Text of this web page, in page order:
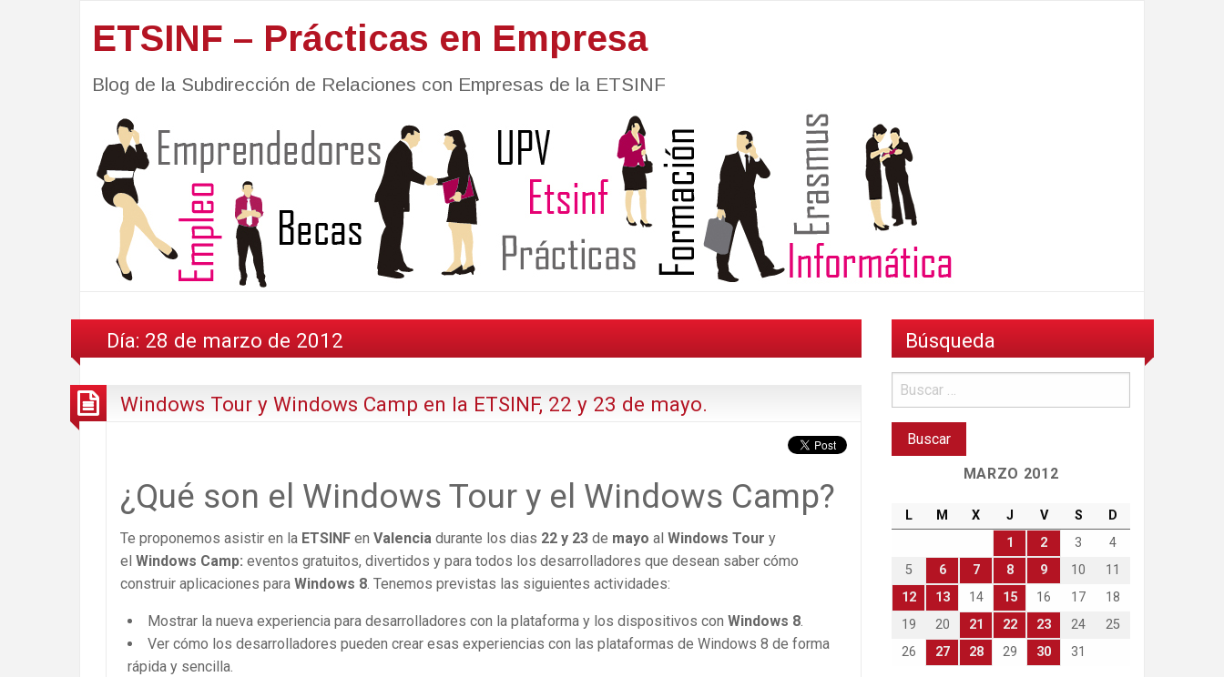
ETSINF – Prácticas en Empresa
Blog de la Subdirección de Relaciones con Empresas de la ETSINF
Día: 28 de marzo de 2012
Windows Tour y Windows Camp en la ETSINF, 22 y 23 de mayo.
¿Qué son el Windows Tour y el Windows Camp?
Te proponemos asistir en la ETSINF en Valencia durante los dias 22 y 23 de mayo al Windows Tour y
el Windows Camp: eventos gratuitos, divertidos y para todos los desarrolladores que desean saber cómo
construir aplicaciones para Windows 8. Tenemos previstas las siguientes actividades:
Mostrar la nueva experiencia para desarrolladores con la plataforma y los dispositivos con Windows 8.
Ver cómo los desarrolladores pueden crear esas experiencias con las plataformas de Windows 8 de forma
rápida y sencilla.
Búsqueda
MARZO 2012
L M X J V S
D
1
2 3
4
5
6 7 8 9 10
11
12
13 14 15 16 17
18
19
20 21 22 23 24
25
26
27 28 29 30 31